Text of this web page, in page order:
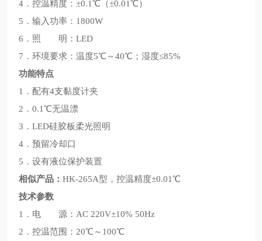
4．控温精度：±0.1℃（±0.01℃）
5．输入功率：1800W
6．照 明：LED
7．环境要求：温度5℃～40℃；湿度≤85%
功能特点
1．配有4支黏度计夹
2．0.1℃无温漂
3．LED硅胶板柔光照明
4．预留冷却口
5．设有液位保护装置
相似产品： HK-265A型，控温精度±0.01℃
技术参数
1．电 源：AC 220V±10% 50Hz
2．控温范围：20℃～100℃